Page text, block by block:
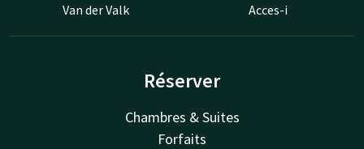
Van der Valk Acces-i
Réserver
Chambres & Suites
Forfaits